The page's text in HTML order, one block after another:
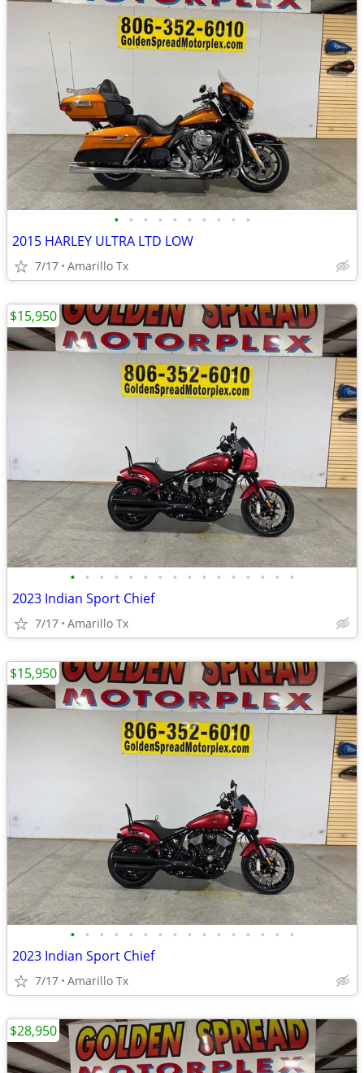
• • • • • • • • • •
2015 HARLEY ULTRA LTD LOW
7/17 Amarillo Tx
• • • • • • • • • • • • • • • •
2023 Indian Sport Chief
7/17 Amarillo Tx
$15,950
• • • • • • • • • • • • • • • •
2023 Indian Sport Chief
7/17 Amarillo Tx
$15,950
$28,950